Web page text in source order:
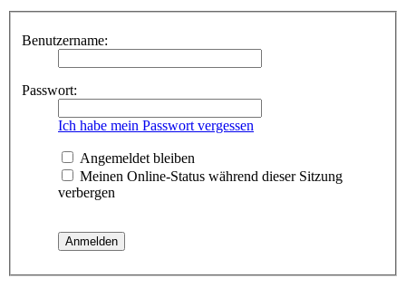
Benutzername:
Passwort:
Ich habe mein Passwort vergessen
Angemeldet bleiben
Meinen Online-Status während dieser Sitzung
verbergen